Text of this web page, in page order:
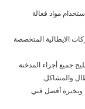
مواد فعالة
الايطالية المتخصصة
جميع أجزاء المدخنة
والمشاكل.
وبخبرة أفضل فني